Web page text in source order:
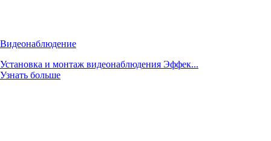
Видеонаблюдение
Установка и монтаж видеонаблюдения Эффек...
Узнать больше